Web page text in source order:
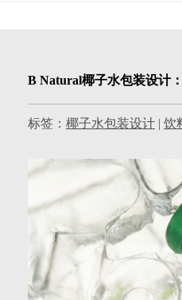
B Natural椰子水包装设计
标签： 椰子水包装设计| 饮